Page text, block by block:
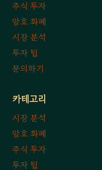
주식 투자
암호 화폐
시장 분석
투자 팁
문의하기
카테고리
시장 분석
암호 화폐
주식 투자
투자 팁